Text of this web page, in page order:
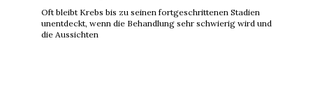
Oft bleibt Krebs bis zu seinen fortgeschrittenen Stadien
unentdeckt, wenn die Behandlung sehr schwierig wird und
die Aussichten